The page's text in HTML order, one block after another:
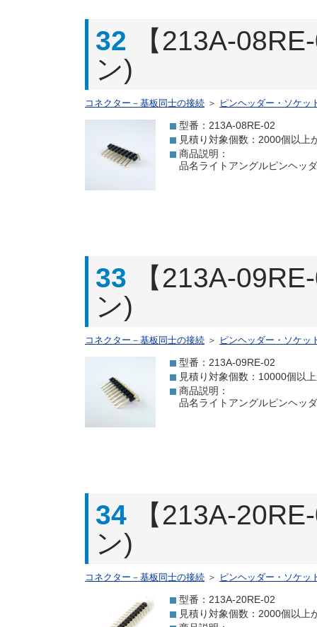
32
【213A-
ン)
コネクター－基板同士の接続 ＞ ピンヘッダー・ソケッ
型番：213A-08RE-02
見積り対象個数：2000個以上
商品説明：
品名ライトアングルピンヘッ
33
【213A-
ン)
コネクター－基板同士の接続 ＞ ピンヘッダー・ソケッ
型番：213A-09RE-02
見積り対象個数：10000個以
商品説明：
品名ライトアングルピンヘッ
34
【213A-
ン)
コネクター－基板同士の接続 ＞ ピンヘッダー・ソケッ
型番：213A-20RE-02
見積り対象個数：2000個以上